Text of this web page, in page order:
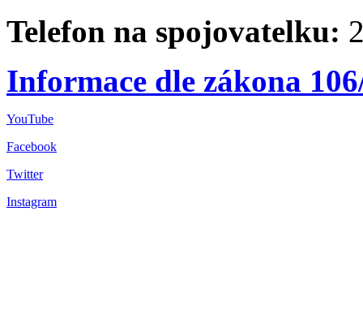
Telefon na spojovatelku:
Informace dle zákona
YouTube
Facebook
Twitter
Instagram